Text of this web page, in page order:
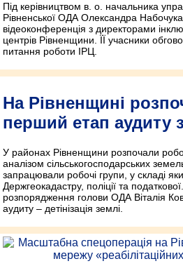
Під керівництвом в. о. начальника
Рівненської ОДА Олександра
відеоконференція з директорами
центрів Рівненщини. ЇЇ учасники
питання роботи ІРЦ.
На Рівненщині
перший етап аудиту
У районах Рівненщини розпочали
аналізом сільськогосподарських
запрацювали робочі групи, у складі
Держгеокадастру, поліції та
розпорядження голови ОДА Віталія
аудиту – детінізація землі.